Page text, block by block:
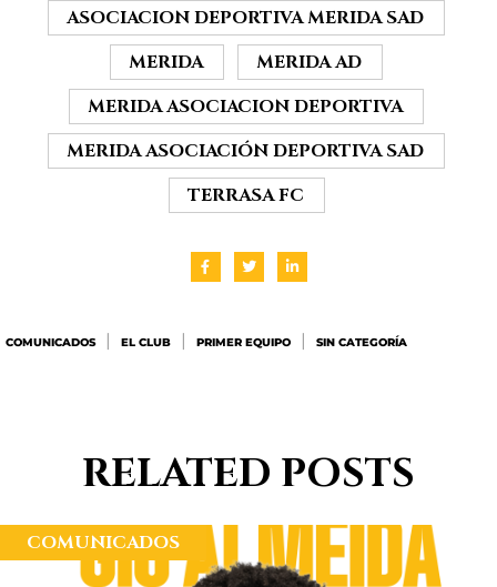
ASOCIACION DEPORTIVA MERIDA SAD
MERIDA
MERIDA AD
MERIDA ASOCIACION DEPORTIVA
MERIDA ASOCIACIÓN DEPORTIVA SAD
TERRASA FC
COMUNICADOS | EL CLUB | PRIMER EQUIPO | SIN CATEGORÍA
RELATED POSTS
COMUNICADOS